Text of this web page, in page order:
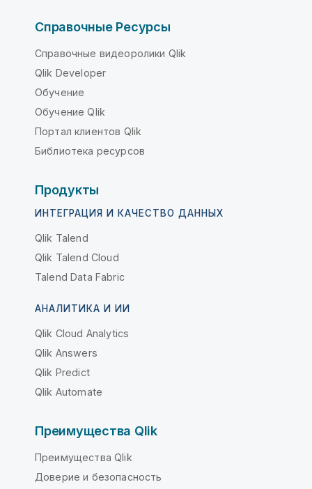
Справочные Ресурсы
Справочные видеоролики Qlik
Qlik Developer
Обучение
Обучение Qlik
Портал клиентов Qlik
Библиотека ресурсов
Продукты
ИНТЕГРАЦИЯ И КАЧЕСТВО ДАННЫХ
Qlik Talend
Qlik Talend Cloud
Talend Data Fabric
АНАЛИТИКА И ИИ
Qlik Cloud Analytics
Qlik Answers
Qlik Predict
Qlik Automate
Преимущества Qlik
Преимущества Qlik
Доверие и безопасность